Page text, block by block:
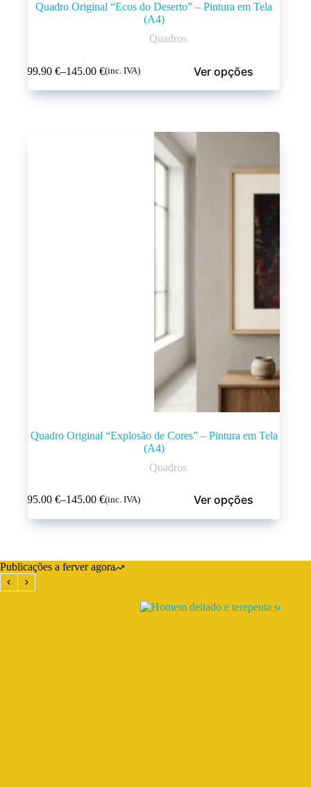
Quadro Original “Ecos do Deserto” – Pintura em Tela
(A4)
Quadros
99.90€–145.00€(inc. IVA) Ver opções
Quadro Original “Explosão de Cores” – Pintura em Tela
(A4)
Quadros
95.00€–145.00€(inc. IVA) Ver opções
Publicações a ferver agora